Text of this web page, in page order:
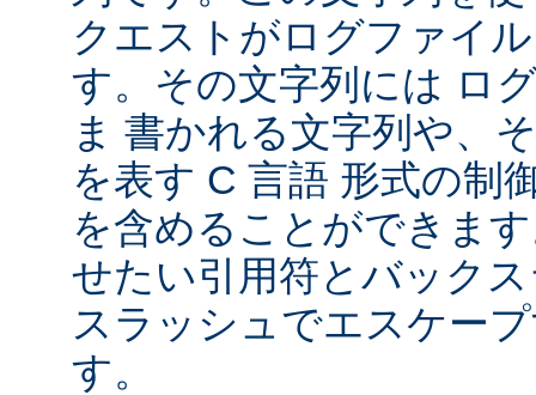
クエストがログファイ
す。その文字列には ロ
ま 書かれる文字列や、
を表す C 言語 形式の制
を含めることができま
せたい引用符とバック
スラッシュでエスケー
す。